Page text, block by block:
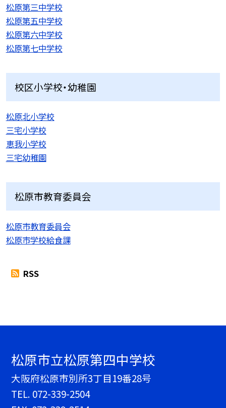
松原第三中学校
松原第五中学校
松原第六中学校
松原第七中学校
校区小学校・幼稚園
松原北小学校
三宅小学校
恵我小学校
三宅幼稚園
松原市教育委員会
松原市教育委員会
松原市学校給食課
RSS
松原市立松原第四中学校
大阪府松原市別所3丁目19番28号
TEL. 072-339-2504